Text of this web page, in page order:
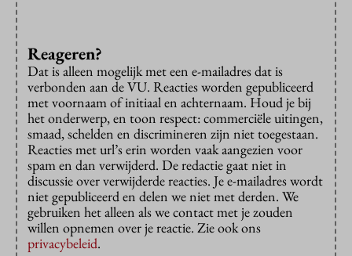
Reageren?
Dat is alleen mogelijk met een e-mailadres dat is
verbonden aan de VU. Reacties worden gepubliceerd
met voornaam of initiaal en achternaam. Houd je bij
het onderwerp, en toon respect: commerciële uitingen,
smaad, schelden en discrimineren zijn niet toegestaan.
Reacties met url’s erin worden vaak aangezien voor
spam en dan verwijderd. De redactie gaat niet in
discussie over verwijderde reacties. Je e-mailadres wordt
niet gepubliceerd en delen we niet met derden. We
gebruiken het alleen als we contact met je zouden
willen opnemen over je reactie. Zie ook ons
privacybeleid.